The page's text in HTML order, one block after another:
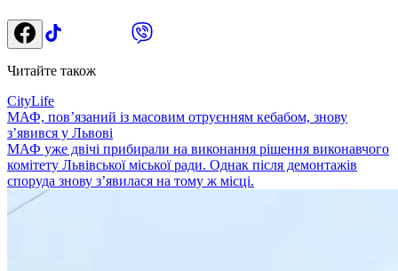
Читайте також
CityLife
МАФ, пов’язаний із масовим отруєнням кебабом, знову
з’явився у Львові
МАФ уже двічі прибирали на виконання рішення виконавчого
комітету Львівської міської ради. Однак після демонтажів
споруда знову з’явилася на тому ж місці.